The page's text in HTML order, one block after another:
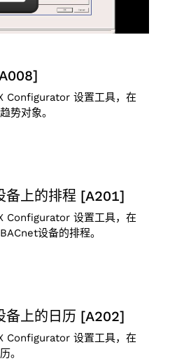
Configurator 设置工具，在
势对象。
备上的排程 [A201]
Configurator 设置工具，在
设备的排程。
备上的日历 [A202]
Configurator 设置工具，在
。